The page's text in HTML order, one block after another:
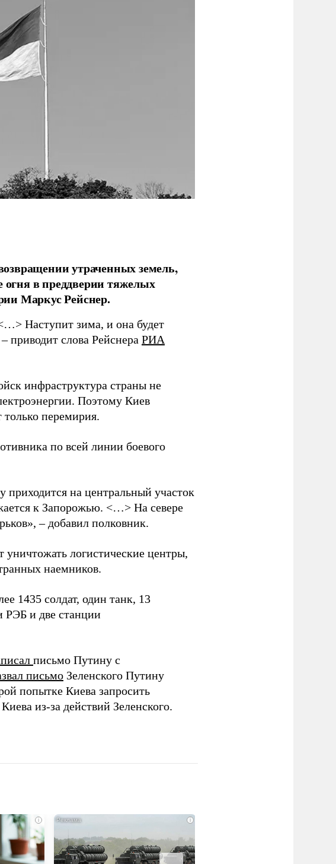
утраченных земель,
в преддверии тяжелых
Маркус Рейснер.
Наступит зима, и она будет
приводит слова Рейснера РИА
инфраструктура страны не
Поэтому Киев
только перемирия.
по всей линии боевого
приходится на центральный участок
к Запорожью. <…> На севере
– добавил полковник.
логистические центры,
наемников.
1435 солдат, один танк, 13
РЭБ и две станции
письмо Путину с
письмо Зеленского Путину
попытке Киева запросить
из-за действий Зеленского.
i i